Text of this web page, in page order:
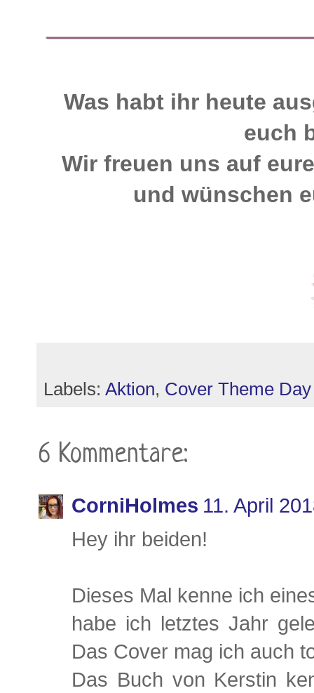
Was habt ihr heute
euch
Wir freuen uns auf
und wünschen
Labels: Aktion, Cover Theme Day
6 Kommentare:
CorniHolmes 11. April
Hey ihr beiden!
Dieses Mal kenne ich
habe ich letztes Jahr
Das Cover mag ich auch
Das Buch von Kerstin